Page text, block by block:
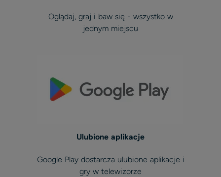
Oglądaj, graj i baw się - wszystko w
jednym miejscu
Ulubione aplikacje
Google Play dostarcza ulubione aplikacje i
gry w telewizorze